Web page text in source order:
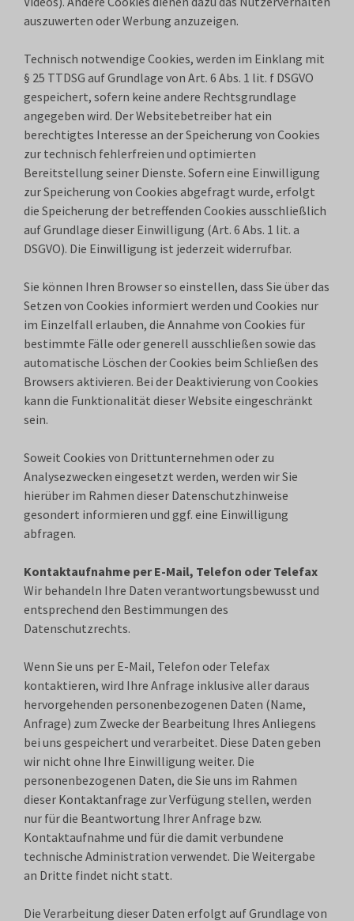
auszuwerten oder Werbung anzuzeigen.
Technisch notwendige Cookies, werden im Einklang mit
§ 25 TTDSG auf Grundlage von Art. 6 Abs. 1 lit. f DSGVO
gespeichert, sofern keine andere Rechtsgrundlage
angegeben wird. Der Websitebetreiber hat ein
berechtigtes Interesse an der Speicherung von Cookies
zur technisch fehlerfreien und optimierten
Bereitstellung seiner Dienste. Sofern eine Einwilligung
zur Speicherung von Cookies abgefragt wurde, erfolgt
die Speicherung der betreffenden Cookies ausschließlich
auf Grundlage dieser Einwilligung (Art. 6 Abs. 1 lit. a
DSGVO). Die Einwilligung ist jederzeit widerrufbar.
Sie können Ihren Browser so einstellen, dass Sie über das
Setzen von Cookies informiert werden und Cookies nur
im Einzelfall erlauben, die Annahme von Cookies für
bestimmte Fälle oder generell ausschließen sowie das
automatische Löschen der Cookies beim Schließen des
Browsers aktivieren. Bei der Deaktivierung von Cookies
kann die Funktionalität dieser Website eingeschränkt
sein.
Soweit Cookies von Drittunternehmen oder zu
Analysezwecken eingesetzt werden, werden wir Sie
hierüber im Rahmen dieser Datenschutzhinweise
gesondert informieren und ggf. eine Einwilligung
abfragen.
Kontaktaufnahme per E-Mail, Telefon oder Telefax
Wir behandeln Ihre Daten verantwortungsbewusst und
entsprechend den Bestimmungen des
Datenschutzrechts.
Wenn Sie uns per E-Mail, Telefon oder Telefax
kontaktieren, wird Ihre Anfrage inklusive aller daraus
hervorgehenden personenbezogenen Daten (Name,
Anfrage) zum Zwecke der Bearbeitung Ihres Anliegens
bei uns gespeichert und verarbeitet. Diese Daten geben
wir nicht ohne Ihre Einwilligung weiter. Die
personenbezogenen Daten, die Sie uns im Rahmen
dieser Kontaktanfrage zur Verfügung stellen, werden
nur für die Beantwortung Ihrer Anfrage bzw.
Kontaktaufnahme und für die damit verbundene
technische Administration verwendet. Die Weitergabe
an Dritte findet nicht statt.
Die Verarbeitung dieser Daten erfolgt auf Grundlage von